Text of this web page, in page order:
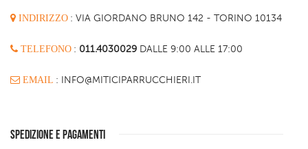
INDIRIZZO : VIA GIORDANO BRUNO 142 - TORINO 10134
TELEFONO : 011.4030029 DALLE 9:00 ALLE 17:00
EMAIL : INFO@MITICIPARRUCCHIERI.IT
SPEDIZIONE E PAGAMENTI